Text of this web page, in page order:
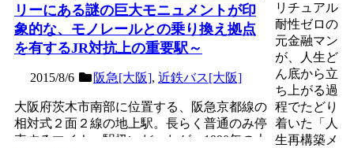
リーにある謎の巨大モニュメントが印
象的な、モノレールとの乗り換え拠点
を有するJR対抗上の重要駅～
2015/8/6 阪急[大阪], 近鉄バス[大阪]
大阪府茨木市南部に位置する、阪急京都線の
相対式２面２線の地上駅。長らく普通のみ停
車するマイナー駅扱いだったが、1990年の大
リチュアル
耐性ゼロの
元金融マン
が、人生ど
ん底から立
ち上がる過
程でたどり
着いた「人
生再構築メ